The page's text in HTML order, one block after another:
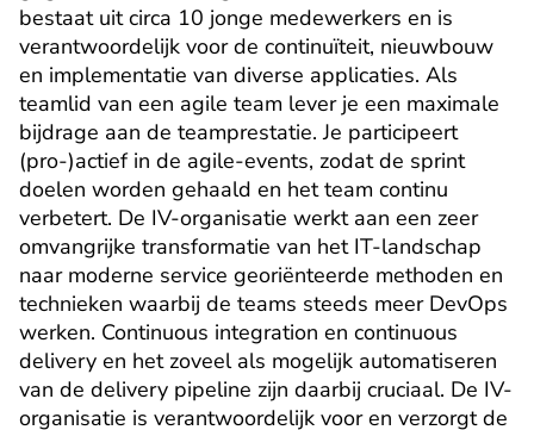
bestaat uit circa 10 jonge medewerkers en is
verantwoordelijk voor de continuïteit, nieuwbouw
en implementatie van diverse applicaties. Als
teamlid van een agile team lever je een maximale
bijdrage aan de teamprestatie. Je participeert
(pro-)actief in de agile-events, zodat de sprint
doelen worden gehaald en het team continu
verbetert. De IV-organisatie werkt aan een zeer
omvangrijke transformatie van het IT-landschap
naar moderne service georiënteerde methoden en
technieken waarbij de teams steeds meer DevOps
werken. Continuous integration en continuous
delivery en het zoveel als mogelijk automatiseren
van de delivery pipeline zijn daarbij cruciaal. De IV-
organisatie is verantwoordelijk voor en verzorgt de